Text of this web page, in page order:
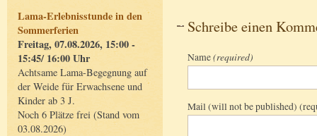
Lama-Erlebnisstunde in den
Sommerferien
Freitag, 07.08.2026, 15:00 -
15:45/ 16:00 Uhr
Achtsame Lama-Begegnung auf
der Weide für Erwachsene und
Kinder ab 3 J.
Noch 6 Plätze frei (Stand vom
03.08.2026)
Schreibe einen
Name(required)
Mail (will not be published)